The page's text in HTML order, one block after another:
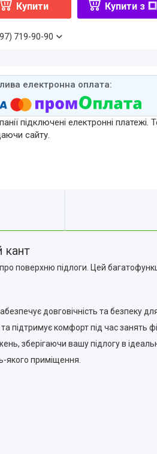
Купити Купити з
719-90-90
підключені електронні
сайту.
кант
поверхню підлоги. Цей
довговічність та безпеку
підтримує комфорт під час занять
зберігаючи вашу підлогу в
якого приміщення.